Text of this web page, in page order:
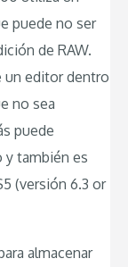
puede no ser
de RAW.
un editor dentro
no sea
puede
también es
(versión 6.3 or
almacenar